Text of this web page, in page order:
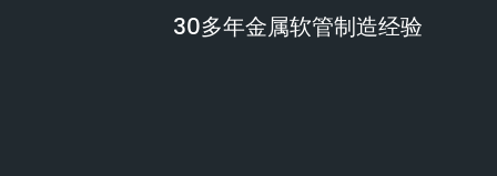
30多年金属软管制造经验